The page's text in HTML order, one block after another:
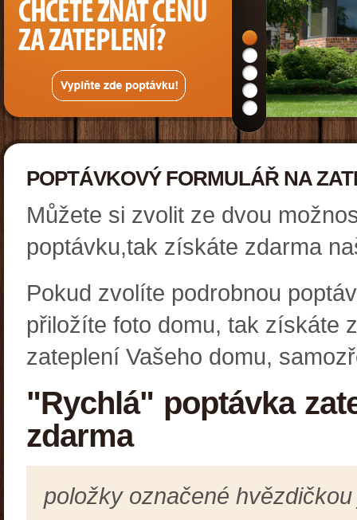
POPTÁVKOVÝ FORMULÁŘ NA
Můžete si zvolit ze dvou
poptávku,tak získáte zdarma
Pokud zvolíte podrobnou
přiložíte foto domu, tak získáte
zateplení Vašeho domu,
"Rychlá" poptávka
zdarma
položky označené